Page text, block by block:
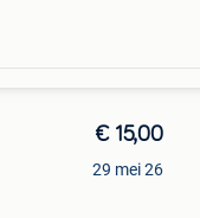
€ 15,00
29 mei 26